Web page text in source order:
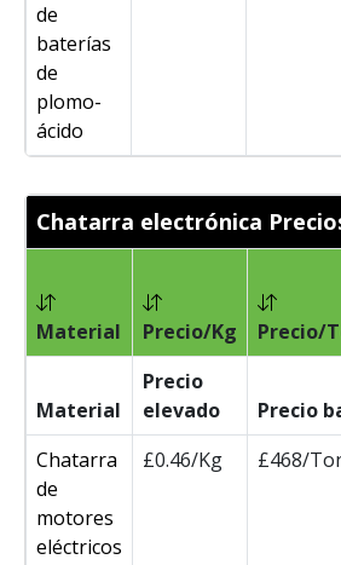
de
baterías
de
plomo-
ácido
Chatarra electrónica
Material Precio/Kg Precio/
Material
Precio
elevado
Precio
Chatarra
de
motores
eléctricos
£0.46/Kg £468/